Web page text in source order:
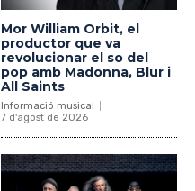
Mor William Orbit, el
productor que va
revolucionar el so del
pop amb Madonna, Blur i
All Saints
Informació musical
7 d'agost de 2026